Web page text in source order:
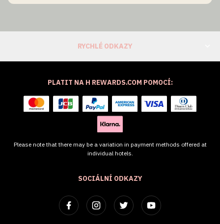
RYCHLÉ ODKAZY
SOCIÁLNÍ ODKAZY
PLATIT NA H REWARDS.COM POMOCÍ:
Please note that there may be a variation in payment methods offered at
individual hotels.